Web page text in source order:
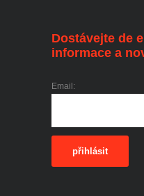
Dostávejte de
informace a
Email:
přihlásit